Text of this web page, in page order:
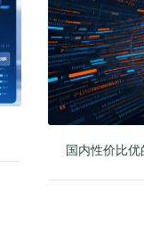
国内性价比